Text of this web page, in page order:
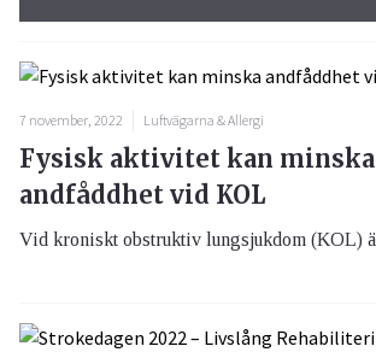
7 november, 2022 Luftvägarna & Allergi
Fysisk aktivitet kan minska
andfåddhet vid KOL